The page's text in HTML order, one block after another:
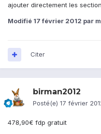
ajouter directement les
Modifié 17 février 2012 par
Citer
birman2012
Posté(e) 17 février
478,90€ fdp gratuit